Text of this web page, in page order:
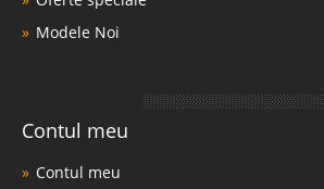
Modele Noi
Contul meu
Contul meu